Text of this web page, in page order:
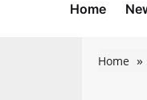
Home
Home